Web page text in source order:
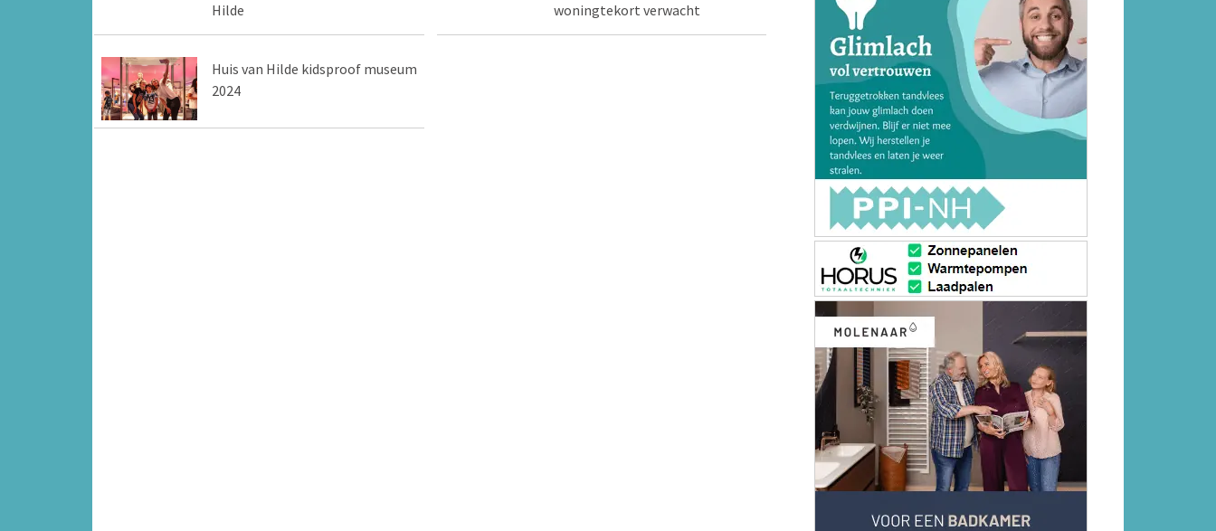
Hilde
woningtekort verwacht
Huis van Hilde kidsproof museum
2024